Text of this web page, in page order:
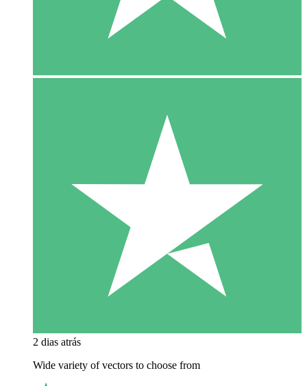
2 dias atrás
Wide variety of vectors to choose from